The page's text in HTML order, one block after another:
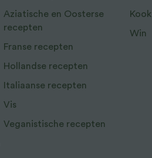
Aziatische en Oosterse
recepten
Franse recepten
Hollandse recepten
Italiaanse recepten
Vis
Veganistische recepten
Win